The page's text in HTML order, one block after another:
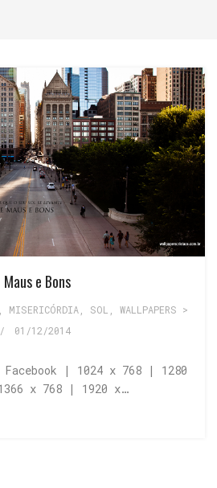
Maus e Bons
MISERICÓRDIA, SOL
WALLPAPERS >
/
01/12/2014
| 1024 x 768 | 1280
x 768 | 1920 x…